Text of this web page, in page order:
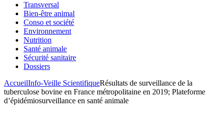
Transversal
Bien-être animal
Conso et société
Environnement
Nutrition
Santé animale
Sécurité sanitaire
Dossiers
AccueilInfo-Veille ScientifiqueRésultats de surveillance de la
tuberculose bovine en France métropolitaine en 2019; Plateforme
d’épidémiosurveillance en santé animale